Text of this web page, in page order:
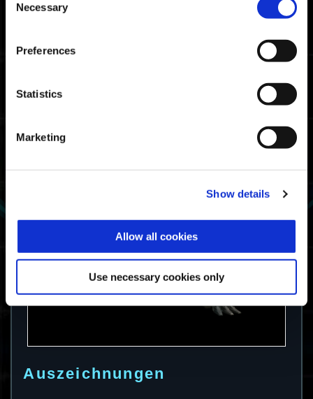
Selection
Necessary
Preferences
Statistics
Marketing
Show details
Allow all cookies
Use necessary cookies only
KRIEGER β : Tarot-Mond
Auszeichnungen